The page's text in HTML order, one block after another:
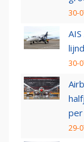
30-
30-
per
29-